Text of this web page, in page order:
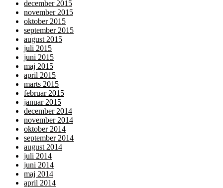
december 2015
november 2015
oktober 2015
september 2015
august 2015
juli 2015
juni 2015
maj 2015
april 2015
marts 2015
februar 2015
januar 2015
december 2014
november 2014
oktober 2014
september 2014
august 2014
juli 2014
juni 2014
maj 2014
april 2014